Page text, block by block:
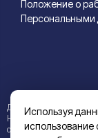
Используя
Положение о
Персональными
Данный
Наличие и стоимость
оставляют за собой